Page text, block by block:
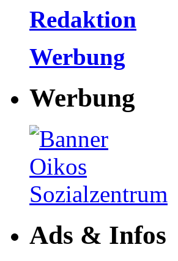
Redaktion
Werbung
Werbung
Ads & Infos